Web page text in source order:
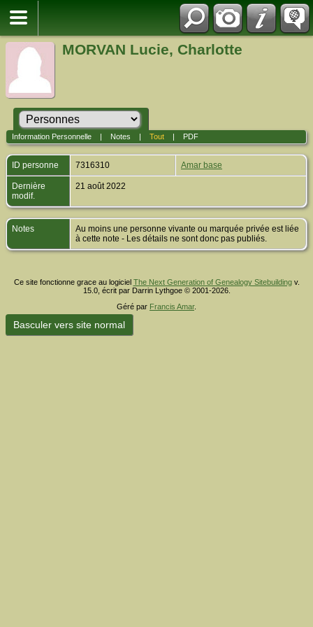
MORVAN Lucie, Charlotte
Information Personnelle| Notes Tout| PDF
ID personne 7316310 Amar base
Dernière
modif.
21 août 2022
Notes
Au moins une personne vivante ou marquée privée est liée
à cette note - Les détails ne sont donc pas publiés.
Ce site fonctionne grace au logiciel The Next Generation of Genealogy Sitebuildingv.
15.0, écrit par Darrin Lythgoe © 2001-2026.
Géré par Francis Amar.
Basculer vers site normal